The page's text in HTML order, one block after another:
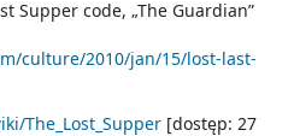
Supper code, „The Guardian”
culture/2010/jan/15/lost-last-
The_Lost_Supper [dostęp: 27